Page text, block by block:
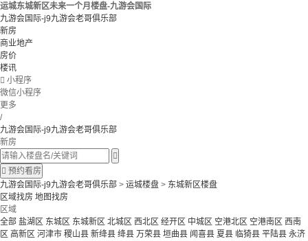
运城东城新区未来一个月楼盘-九游会国际
九游会国际-j9九游会老哥俱乐部
新房
商业地产
房价
楼讯
 小程序
微信小程序
更多
/
九游会国际-j9九游会老哥俱乐部
新房

 预约看房
九游会国际-j9九游会老哥俱乐部 > 运城楼盘 > 东城新区楼盘
区域找房 地图找房
区域
全部 盐湖区 东城区 东城新区 北城区 西北区 经开区 中城区 空港北区 空港南区 西南
区 高新区 河津市 稷山县 新绛县 绛县 万荣县 垣曲县 闻喜县 夏县 临猗县 平陆县 永济